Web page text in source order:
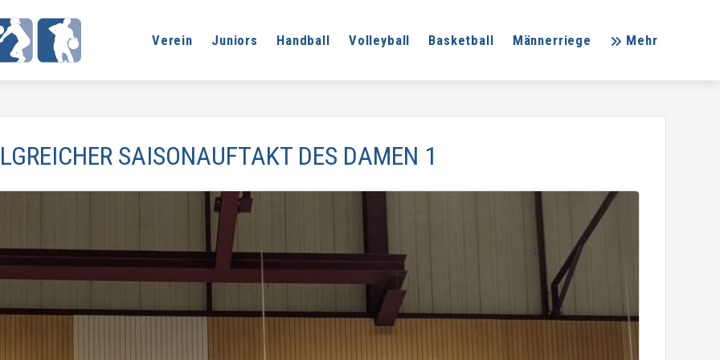
Verein Juniors Handball Volleyball Basketball Männerriege Mehr
SAISONAUFTAKT DES DAMEN 1